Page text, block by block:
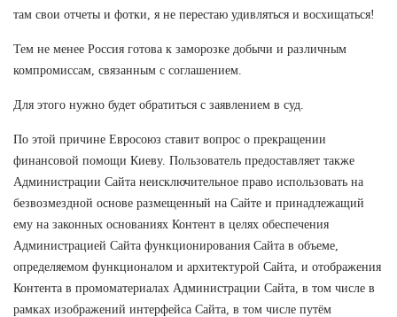
там свои отчеты и фотки, я не перестаю удивляться и восхищаться!
Тем не менее Россия готова к заморозке добычи и различным
компромиссам, связанным с соглашением.
Для этого нужно будет обратиться с заявлением в суд.
По этой причине Евросоюз ставит вопрос о прекращении
финансовой помощи Киеву. Пользователь предоставляет также
Администрации Сайта неисключительное право использовать на
безвозмездной основе размещенный на Сайте и принадлежащий
ему на законных основаниях Контент в целях обеспечения
Администрацией Сайта функционирования Сайта в объеме,
определяемом функционалом и архитектурой Сайта, и отображения
Контента в промоматериалах Администрации Сайта, в том числе в
рамках изображений интерфейса Сайта, в том числе путём